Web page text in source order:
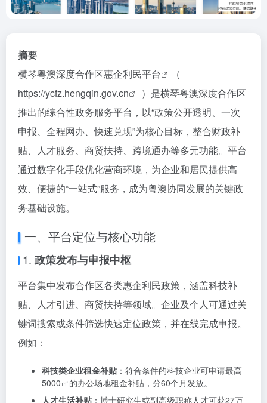
摘要
横琴粤澳深度合作区惠企利民平台
（
https://ycfz.hengqin.gov.cn
）是横琴粤澳深度合作区
推出的综合性政务服务平台，以“政策公开透明、一次
申报、全程网办、快速兑现”为核心目标，整合财政补
贴、人才服务、商贸扶持、跨境通办等多元功能。平台
通过数字化手段优化营商环境，为企业和居民提供高
效、便捷的“一站式”服务，成为粤澳协同发展的关键政
务基础设施。
一、平台定位与核心功能
1. 政策发布与申报中枢
平台集中发布合作区各类惠企利民政策，涵盖科技补
贴、人才引进、商贸扶持等领域。企业及个人可通过关
键词搜索或条件筛选快速定位政策，并在线完成申报。
例如：
科技类企业租金补贴 ：符合条件的科技企业可申请最高
5000㎡的办公场地租金补贴，分60个月发放。
人才生活补贴 ：博士研究生或副高级职称人才可获27万